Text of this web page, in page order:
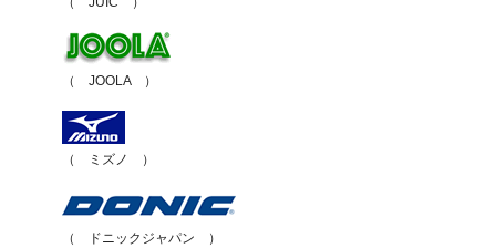
（ JOOLA ）
（ ミズノ ）
（ ドニックジャパン ）